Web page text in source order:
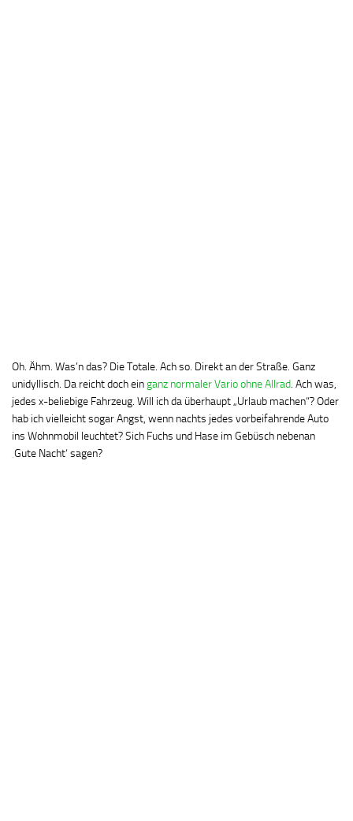
Oh. Ähm. Was’n das? Die Totale. Ach so. Direkt an der Straße. Ganz
unidyllisch. Da reicht doch einganz normaler Vario ohne Allrad. Ach was,
jedes x-beliebige Fahrzeug. Will ich da überhaupt „Urlaub machen“? Oder
hab ich vielleicht sogar Angst, wenn nachts jedes vorbeifahrende Auto
ins Wohnmobil leuchtet? Sich Fuchs und Hase im Gebüsch nebenan
‚Gute Nacht‘ sagen?